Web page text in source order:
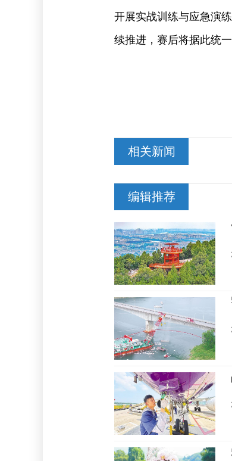
开展实战训练与应急演练
续推进，赛后将据此统
相关新闻
编辑推荐